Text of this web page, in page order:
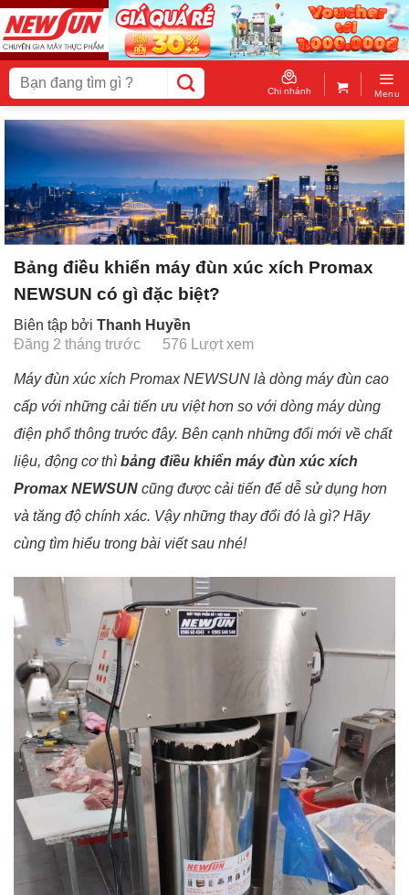
Skip
to
content
Tìm
kiếm:
Chi nhánh Menu
Bảng điều khiển máy đùn xúc xích Promax
NEWSUN có gì đặc biệt?
Biên tập bởi Thanh Huyền
Đăng 2 tháng trước
576 Lượt xem
Máy đùn xúc xích Promax NEWSUN là dòng máy đùn cao
cấp với những cải tiến ưu việt hơn so với dòng máy dùng
điện phổ thông trước đây. Bên cạnh những đổi mới về chất
liệu, động cơ thì bảng điều khiển máy đùn xúc xích
Promax NEWSUN cũng được cải tiến để dễ sử dụng hơn
và tăng độ chính xác. Vậy những thay đổi đó là gì? Hãy
cùng tìm hiểu trong bài viết sau nhé!